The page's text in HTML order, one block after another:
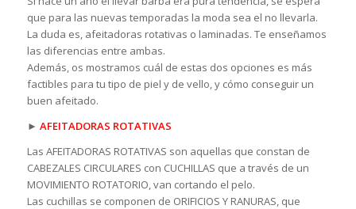
que para las nuevas temporadas la moda sea el no llevarla.
La duda es, afeitadoras rotativas o laminadas. Te enseñamos
las diferencias entre ambas.
Además, os mostramos cuál de estas dos opciones es más
factibles para tu tipo de piel y de vello, y cómo conseguir un
buen afeitado.
► AFEITADORAS ROTATIVAS
Las AFEITADORAS ROTATIVAS son aquellas que constan de
CABEZALES CIRCULARES con CUCHILLAS que a través de un
MOVIMIENTO ROTATORIO, van cortando el pelo.
Las cuchillas se componen de ORIFICIOS Y RANURAS, que